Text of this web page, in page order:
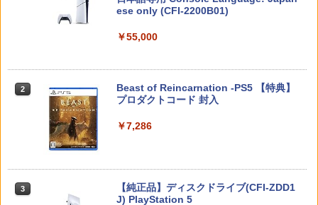
型クリアケース リラックマ[在庫品]
あり】【スイッチ2対応ケースあり】 Ni
ntendo Switch 2 Switch2 ケース 有機E
￥1,980
節profreak バージョン3 PS4 PS5 ninte
ndo switch プロコン対応【定形外郵便
済み 日本製 しまリス堂
PRO FREAK V2 KURENAI ( フリーク +
「天気の子」Blu-rayスタンダード・エ
【特典付】【Blu-ray】【新品】 劇場版
￥4,950
2 スプラトゥーン レイダース -Switch2
3 Nintendo Switch 2(日本語・国内専用)
ese only (CFI-2200B01)
￥55,000
2
Beast of Reincarnation -PS5 【特典】
プロダクトコード 封入
￥7,286
3
【純正品】ディスクドライブ(CFI-ZDD1
J) PlayStation 5